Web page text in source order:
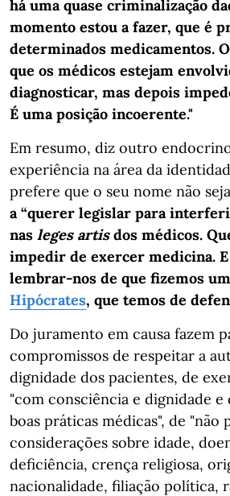
há uma quase criminalização
momento estou a fazer, que é
determinados medicamentos.
que os médicos estejam
diagnosticar, mas depois
É uma posição incoerente."
Em resumo, diz outro
experiência na área da
prefere que o seu nome não
a “querer legislar para
nas leges artisdos médicos.
impedir de exercer medicina.
lembrar-nos de que fizemos um
Hipócrates, que temos de
Do juramento em causa fazem
compromissos de respeitar a
dignidade dos pacientes, de
"com consciência e dignidade e
boas práticas médicas", de "não
considerações sobre idade,
deficiência, crença religiosa,
nacionalidade, filiação política,